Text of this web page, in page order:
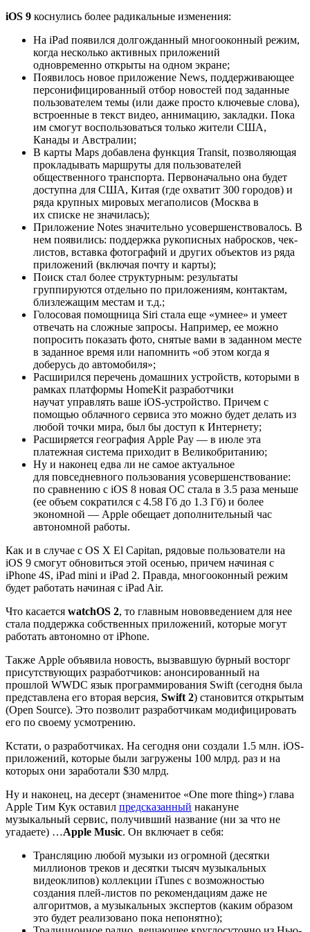
iOS 9 коснулись более радикальные изменения:
На iPad появился долгожданный многооконный режим,
когда несколько активных приложений
одновременно открыты на одном экране;
Появилось новое приложение News, поддерживающее
персонифицированный отбор новостей под заданные
пользователем темы (или даже просто ключевые слова),
встроенные в текст видео, аннимацию, закладки. Пока
им смогут воспользоваться только жители США,
Канады и Австралии;
В карты Maps добавлена функция Transit, позволяющая
прокладывать маршруты для пользователей
общественного транспорта. Первоначально она будет
доступна для США, Китая (где охватит 300 городов) и
ряда крупных мировых мегаполисов (Москва в
их списке не значилась);
Приложение Notes значительно усовершенствовалось. В
нем появились: поддержка рукописных набросков, чек-
листов, вставка фотографий и других объектов из ряда
приложений (включая почту и карты);
Поиск стал более структурным: результаты
группируются отдельно по приложениям, контактам,
близлежащим местам и т.д.;
Голосовая помощница Siri стала еще «умнее» и умеет
отвечать на сложные запросы. Например, ее можно
попросить показать фото, снятые вами в заданном месте
в заданное время или напомнить «об этом когда я
доберусь до автомобиля»;
Расширился перечень домашних устройств, которыми в
рамках платформы HomeKit разработчики
научат управлять ваше iOS-устройство. Причем с
помощью облачного сервиса это можно будет делать из
любой точки мира, был бы доступ к Интернету;
Расширяется география Apple Pay — в июле эта
платежная система приходит в Великобританию;
Ну и наконец едва ли не самое актуальное
для повседневного пользования усовершенствование:
по сравнению с iOS 8 новая ОС стала в 3.5 раза меньше
(ее объем сократился с 4.58 Гб до 1.3 Гб) и более
экономной — Apple обещает дополнительный час
автономной работы.
Как и в случае с OS X El Capitan, рядовые пользователи на
iOS 9 смогут обновиться этой осенью, причем начиная с
iPhone 4S, iPad mini и iPad 2. Правда, многооконный режим
будет работать начиная с iPad Air.
Что касается watchOS 2, то главным нововведением для нее
стала поддержка собственных приложений, которые могут
работать автономно от iPhone.
Также Apple объявила новость, вызвавшую бурный восторг
присутствующих разработчиков: анонсированный на
прошлой WWDC язык программирования Swift (сегодня была
представлена его вторая версия, Swift 2) становится открытым
(Open Source). Это позволит разработчикам модифицировать
его по своему усмотрению.
Кстати, о разработчиках. На сегодня они создали 1.5 млн. iOS-
приложений, которые были загружены 100 млрд. раз и на
которых они заработали $30 млрд.
Ну и наконец, на десерт (знаменитое «One more thing») глава
Apple Тим Кук оставил предсказанный накануне
музыкальный сервис, получивший название (ни за что не
угадаете) …Apple Music. Он включает в себя:
Трансляцию любой музыки из огромной (десятки
миллионов треков и десятки тысяч музыкальных
видеоклипов) коллекции iTunes с возможностью
создания плей-листов по рекомендациям даже не
алгоритмов, а музыкальных экспертов (каким образом
это будет реализовано пока непонятно);